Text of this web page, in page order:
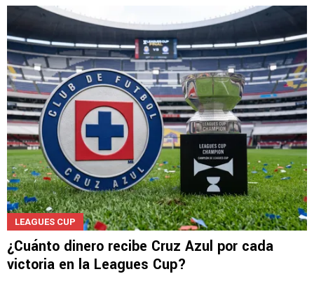
¿Qué resultados necesita Cruz Azul para
avanzar en Leagues Cup?